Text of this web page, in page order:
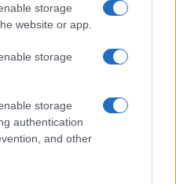
storage
website or app.
storage
storage
authentication
and other
marocchini di Ceuta